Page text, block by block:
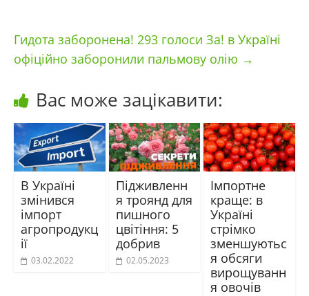
Гидота заборонена! 293 голоси За! в Україні
офіційно заборонили пальмову олію →
Вас може зацікавити:
В Україні
змінився
імпорт
агропродукц
ії
03.02.2022
Підживленн
я троянд для
пишного
цвітіння: 5
добрив
02.05.2023
Імпортне
краще: в
Україні
стрімко
зменшуютьс
я обсяги
вирощуванн
я овочів